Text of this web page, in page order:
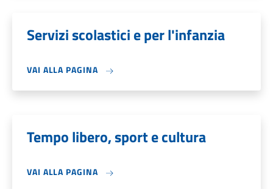
Servizi scolastici e per l'infanzia
VAI ALLA PAGINA
Tempo libero, sport e cultura
VAI ALLA PAGINA